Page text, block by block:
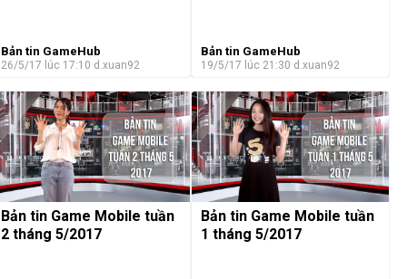
Bản tin GameHub
26/5/17 lúc 17:10 d.xuan92
Bản tin GameHub
19/5/17 lúc 21:30 d.xuan92
Bản tin Game Mobile tuần
2 tháng 5/2017
Bản tin Game Mobile tuần
1 tháng 5/2017